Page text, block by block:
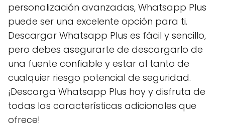
personalización avanzadas, Whatsapp Plus
puede ser una excelente opción para ti.
Descargar Whatsapp Plus es fácil y sencillo,
pero debes asegurarte de descargarlo de
una fuente confiable y estar al tanto de
cualquier riesgo potencial de seguridad.
¡Descarga Whatsapp Plus hoy y disfruta de
todas las características adicionales que
ofrece!